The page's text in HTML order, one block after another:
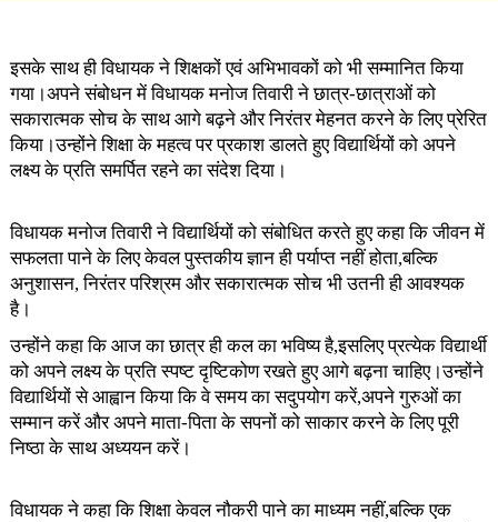
इसके साथ ही विधायक ने शिक्षकों एवं अभिभावकों को भी सम्मानित किया
गया।अपने संबोधन में विधायक मनोज तिवारी ने छात्र-छात्राओं को
सकारात्मक सोच के साथ आगे बढ़ने और निरंतर मेहनत करने के लिए प्रेरित
किया।उन्होंने शिक्षा के महत्व पर प्रकाश डालते हुए विद्यार्थियों को अपने
लक्ष्य के प्रति समर्पित रहने का संदेश दिया।
विधायक मनोज तिवारी ने विद्यार्थियों को संबोधित करते हुए कहा कि जीवन में
सफलता पाने के लिए केवल पुस्तकीय ज्ञान ही पर्याप्त नहीं होता,बल्कि
अनुशासन, निरंतर परिश्रम और सकारात्मक सोच भी उतनी ही आवश्यक
है।
उन्होंने कहा कि आज का छात्र ही कल का भविष्य है,इसलिए प्रत्येक विद्यार्थी
को अपने लक्ष्य के प्रति स्पष्ट दृष्टिकोण रखते हुए आगे बढ़ना चाहिए।उन्होंने
विद्यार्थियों से आह्वान किया कि वे समय का सदुपयोग करें,अपने गुरुओं का
सम्मान करें और अपने माता-पिता के सपनों को साकार करने के लिए पूरी
निष्ठा के साथ अध्ययन करें।
विधायक ने कहा कि शिक्षा केवल नौकरी पाने का माध्यम नहीं,बल्कि एक